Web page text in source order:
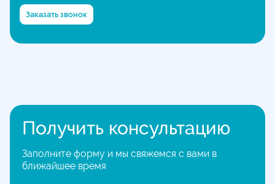
Заказать звонок
Получить консультацию
Заполните форму и мы свяжемся с вами в
ближайшее время